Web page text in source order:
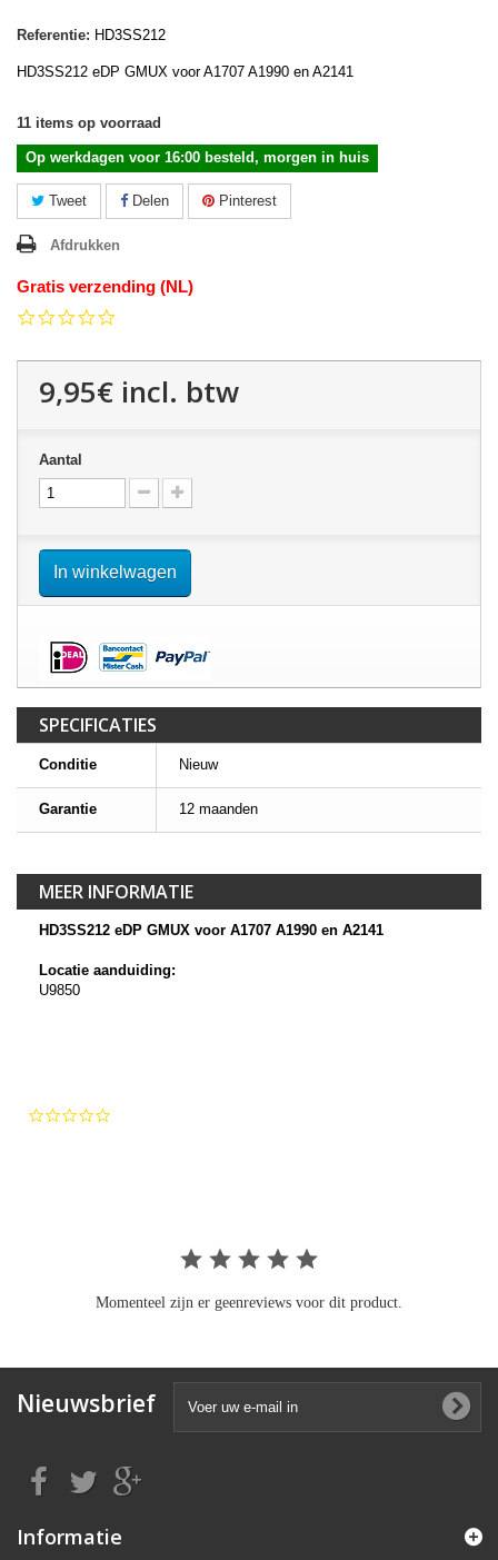
Referentie: HD3SS212
HD3SS212 eDP GMUX voor A1707 A1990 en A2141
11 items op voorraad
Op werkdagen voor 16:00 besteld, morgen in huis
Tweet Delen Pinterest
Afdrukken
Gratis verzending (NL)
9,95€ incl. btw
Aantal
In winkelwagen
SPECIFICATIES
Conditie Nieuw
Garantie 12 maanden
MEER INFORMATIE
HD3SS212 eDP GMUX voor A1707 A1990 en A2141
Locatie aanduiding:
U9850
Momenteel zijn er geenreviews voor dit product.
Nieuwsbrief
Informatie